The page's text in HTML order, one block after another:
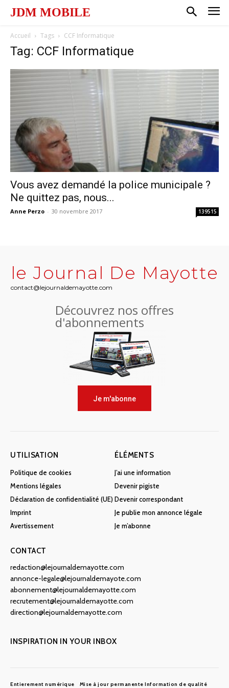
JDM MOBILE
Accueil Tags CCF Informatique
Tag: CCF Informatique
Vous avez demandé la police municipale ?
Ne quittez pas, nous...
Anne Perzo - 30 novembre 2017 139515
le Journal De Mayotte
contact@lejournaldemayotte.com
Découvrez nos offres
d'abonnements
Je m'abonne
UTILISATION
Politique de cookies
Mentions légales
Déclaration de confidentialité (UE)
Imprint
Avertissement
ÉLÉMENTS
J’ai une information
Devenir pigiste
Devenir correspondant
Je publie mon annonce légale
Je m’abonne
CONTACT
redaction@lejournaldemayotte.com
annonce-legale@lejournaldemayote.com
abonnement@lejournaldemayotte.com
recrutement@lejournaldemayotte.com
direction@lejournaldemayotte.com
INSPIRATION IN YOUR INBOX
Entierement numérique Mise à jour permanente Information de qualité